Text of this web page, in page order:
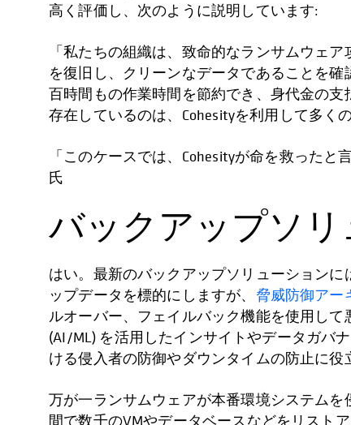
高く評価し、次のように説明しています:
「私たちの組織は、致命的なランサムウェ
を復旧し、クリーンなデータであることを
百時間もの作業時間を節約でき、身代金の
存在しているのは、Cohesityを利用して多く
「このケースでは、Cohesityが命を救った
氏
バックアップソ
はい。最新のバックアップソリューション
ップデータを標的にしますが、 脅威防御アー
ルオーバー、フェイルバック機能を使用し
(AI/ML) を活用したインサイトやデータガバ
ける侵入者の防御やダウンタイムの防止に役
万が一ランサムウェアが本番環境システム
間で数千のVMやデータベースなどをリスト